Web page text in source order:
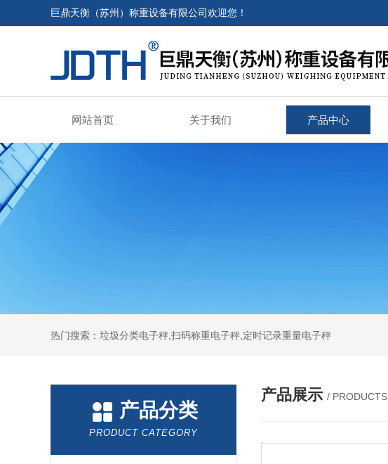
巨鼎天衡（苏州）称重设备有限公司欢迎您！
网站首页 关于我们 产品中心
热门搜索：垃圾分类电子秤,扫码称重电子秤,定时记录重量电子秤
产品分类
PRODUCT CATEGORY
产品展示 / PRODUCTS